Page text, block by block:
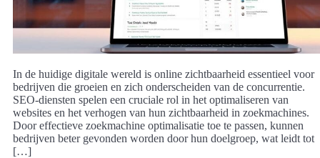
In de huidige digitale wereld is online zichtbaarheid essentieel voor
bedrijven die groeien en zich onderscheiden van de concurrentie.
SEO-diensten spelen een cruciale rol in het optimaliseren van
websites en het verhogen van hun zichtbaarheid in zoekmachines.
Door effectieve zoekmachine optimalisatie toe te passen, kunnen
bedrijven beter gevonden worden door hun doelgroep, wat leidt tot
[…]